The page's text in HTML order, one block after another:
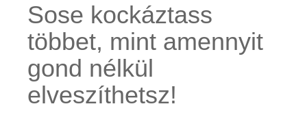
Sose kockáztass
többet, mint amennyit
gond nélkül
elveszíthetsz!